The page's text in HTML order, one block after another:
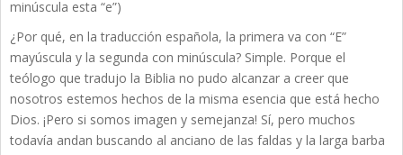
minúscula esta “e”)
¿Por qué, en la traducción española, la primera va con “E”
mayúscula y la segunda con minúscula? Simple. Porque el
teólogo que tradujo la Biblia no pudo alcanzar a creer que
nosotros estemos hechos de la misma esencia que está hecho
Dios. ¡Pero si somos imagen y semejanza! Sí, pero muchos
todavía andan buscando al anciano de las faldas y la larga barba